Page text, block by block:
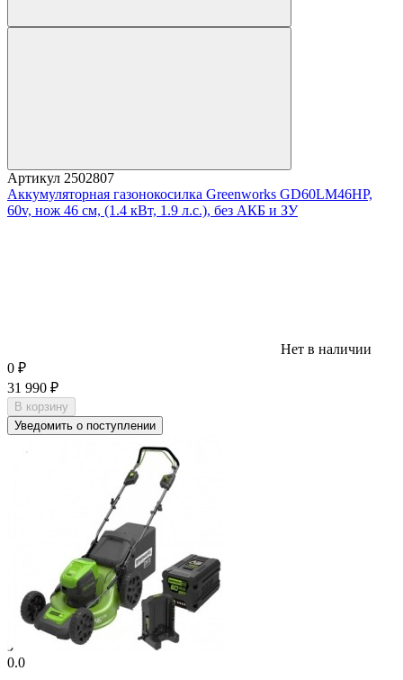
Артикул 2502807
Аккумуляторная газонокосилка Greenworks GD60LM46HP,
60v, нож 46 см, (1.4 кВт, 1.9 л.с.), без АКБ и ЗУ
Нет в наличии
0 ₽
31 990 ₽
В корзину
Уведомить о поступлении
0.0